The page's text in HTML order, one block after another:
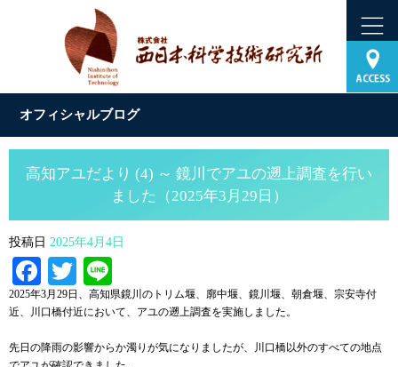
オフィシャルブログ
高知アユだより (4) ～ 鏡川でアユの遡上調査を行い
ました（2025年3月29日）
投稿日 2025年4月4日
Facebook
Twitter
2025年3月29日、高知県鏡川のトリム堰、廓中堰、鏡川堰、朝倉堰、宗安寺付
近、川口橋付近において、アユの遡上調査を実施しました。
先日の降雨の影響からか濁りが気になりましたが、川口橋以外のすべての地点